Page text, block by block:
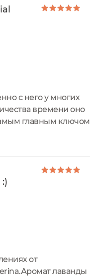
с него у многих
времени оно
главным ключом
от
лаванды